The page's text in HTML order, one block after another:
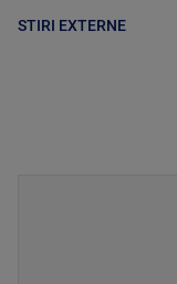
STIRI EXTERNE